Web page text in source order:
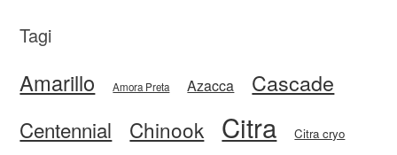
Tagi
Amarillo Amora Preta Azacca Cascade
Centennial Chinook Citra Citra cryo